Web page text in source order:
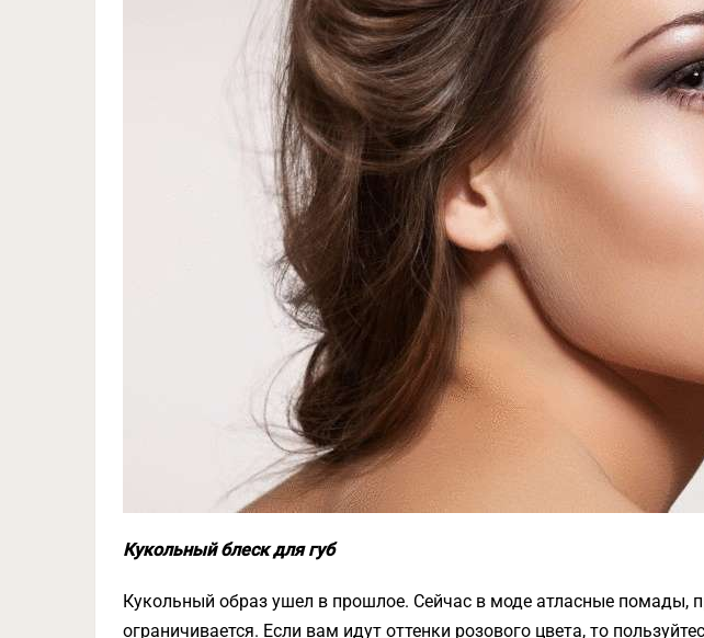
Кукольный блеск для губ
Кукольный образ ушел в прошлое. Сейчас в моде атласные помады,
ограничивается. Если вам идут оттенки розового цвета, то